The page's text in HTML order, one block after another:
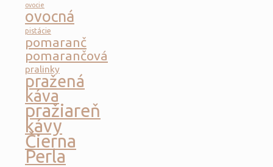
ovocie
ovocná
pistácie
pomaranč
pomarančová
pralinky
pražená
káva
pražiareň
kávy
Čierna
Perla